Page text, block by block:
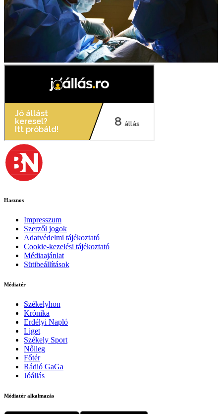
Hasznos
Impresszum
Szerzői jogok
Adatvédelmi tájékoztató
Cookie-kezelési tájékoztató
Médiaajánlat
Sütibeállítások
Médiatér
Székelyhon
Krónika
Erdélyi Napló
Liget
Székely Sport
Nőileg
Főtér
Rádió GaGa
Jóállás
Médiatér alkalmazás